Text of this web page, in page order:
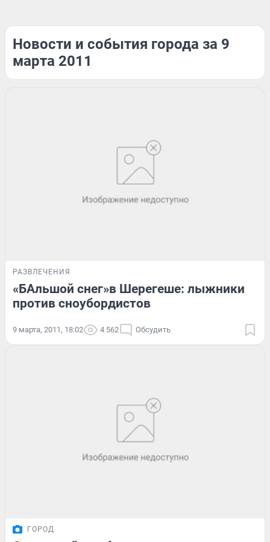
Новости и события города за 9
марта 2011
РАЗВЛЕЧЕНИЯ
«БАльшой снег»в Шерегеше: лыжники
против сноубордистов
9 марта, 2011, 18:02 4 562 Обсудить
ГОРОД